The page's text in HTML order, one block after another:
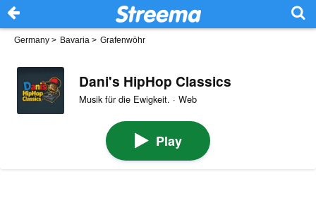
Germany > Bavaria > Grafenwöhr
Dani's HipHop Classics
Musik für die Ewigkeit. · Web
Play